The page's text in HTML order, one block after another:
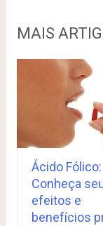
MAIS
Ácido Fólico:
Conheça
efeitos e
benefícios